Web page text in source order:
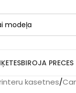
BIROJA PRECES
kasetnes/